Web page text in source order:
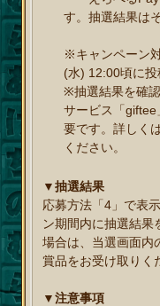
す。抽選結果は
※キャンペーン
(水) 12:00頃に投
※抽選結果を確
サービス「
要です。詳しく
ください。
▼抽選結果
応募方法「4」で表
ン期間内に抽選結果
場合は、当選画面内
賞品をお受け取りく
▼注意事項